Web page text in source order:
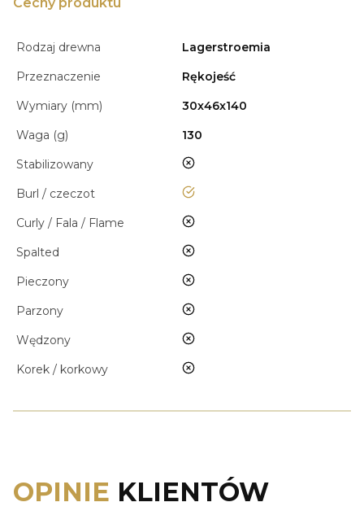
Rodzaj drewna
Lagerstroemia
Przeznaczenie
Rękojeść
Wymiary (mm)
30x46x140
Waga (g)
130
Stabilizowany
nie
Burl / czeczot tak
Curly / Fala / Flame nie
Spalted nie
Pieczony nie
Parzony nie
Wędzony nie
Korek / korkowy nie
OPINIE KLIENTÓW